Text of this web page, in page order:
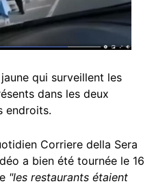
qui surveillent les
dans les deux
endroits.
Corriere della Sera
a bien été tournée le 16
"les restaurants étaient